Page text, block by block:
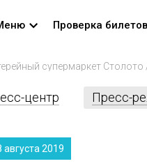
Проверка билетов
супермаркет Столото
центр Пресс-
августа 2019